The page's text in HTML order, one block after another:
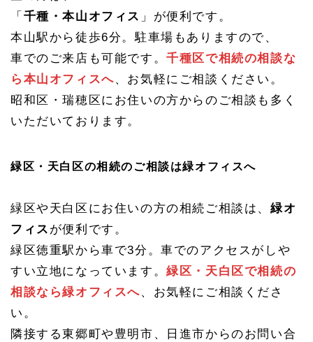
「 千種・本山オフィス 」が便利です。
本山駅から徒歩6分。駐車場もありますので、
車でのご来店も可能です。千種区で相続の相談な
ら本山オフィスへ、お気軽にご相談ください。
昭和区・瑞穂区にお住いの方からのご相談も多く
いただいております。
緑区・天白区の相続のご相談は緑オフィスへ
緑区や天白区にお住いの方の相続ご相談は、緑オ
フィス が便利です。
緑区徳重駅から車で3分。車でのアクセスがしや
すい立地になっています。緑区・天白区で相続の
相談なら緑オフィスへ、お気軽にご相談くださ
い。
隣接する東郷町や豊明市、日進市からのお問い合